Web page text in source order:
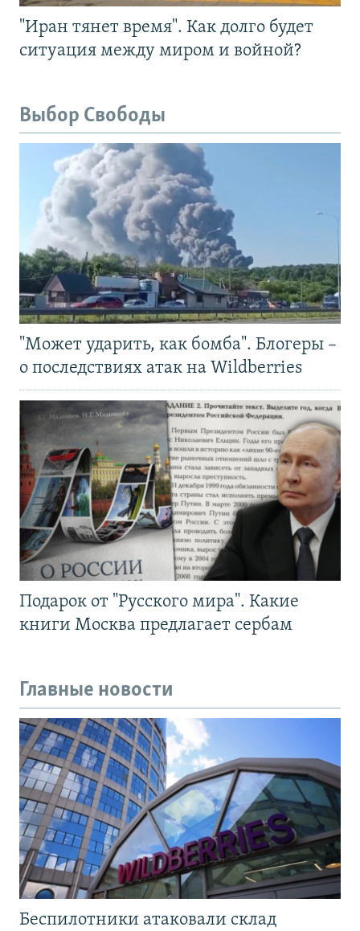
"Иран тянет время". Как долго будет
ситуация между миром и войной?
Выбор Свободы
"Может ударить, как бомба". Блогеры –
о последствиях атак на Wildberries
Подарок от "Русского мира". Какие
книги Москва предлагает сербам
Главные новости
Беспилотники атаковали склад